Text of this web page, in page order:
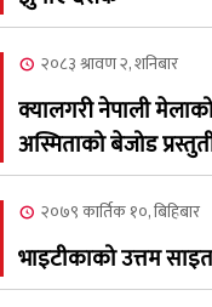
२०८३ श्रावण २, शनिबार
क्यालगरी नेपाली
अस्मिताको बेजोड
२०७९ कार्तिक १०, बिहिबार
भाइटीकाको उत्तम